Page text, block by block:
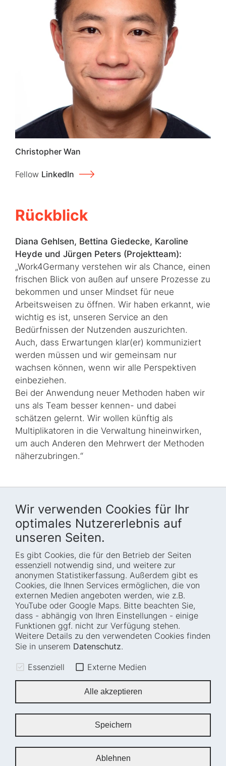
Wir verwenden Cookies für Ihr
optimales Nutzererlebnis auf
unseren Seiten.
Es gibt Cookies, die für den Betrieb der Seiten
essenziell notwendig sind, und weitere zur
anonymen Statistikerfassung. Außerdem gibt es
Cookies, die Ihnen Services ermöglichen, die von
externen Medien angeboten werden, wie z.B.
YouTube oder Google Maps. Bitte beachten Sie,
dass - abhängig von Ihren Einstellungen - einige
Funktionen ggf. nicht zur Verfügung stehen.
Weitere Details zu den verwendeten Cookies finden
Sie in unserem Datenschutz.
Essenziell Externe Medien
Alle akzeptieren
Speichern
Ablehnen
Christopher Wan
Fellow LinkedIn
Rückblick
Diana Gehlsen, Bettina Giedecke, Karoline
Heyde und Jürgen Peters (Projektteam):
„Work4Germany verstehen wir als Chance, einen
frischen Blick von außen auf unsere Prozesse zu
bekommen und unser Mindset für neue
Arbeitsweisen zu öffnen. Wir haben erkannt, wie
wichtig es ist, unseren Service an den
Bedürfnissen der Nutzenden auszurichten.
Auch, dass Erwartungen klar(er) kommuniziert
werden müssen und wir gemeinsam nur
wachsen können, wenn wir alle Perspektiven
einbeziehen.
Bei der Anwendung neuer Methoden haben wir
uns als Team besser kennen- und dabei
schätzen gelernt. Wir wollen künftig als
Multiplikatoren in die Verwaltung hineinwirken,
um auch Anderen den Mehrwert der Methoden
näherzubringen.“
Startseite
Wer wir sind
Wie wir arbeiten
Projekte
Fellowships
Karriere
Blog
Presse
Termine
Barrierefreiheit
Transparenz
Glossar
Anfahrt und
Leichte Sprache
Erklärung zur
Barrierefreiheit
Impressum
Sitemap
Cookie-Einstellungen